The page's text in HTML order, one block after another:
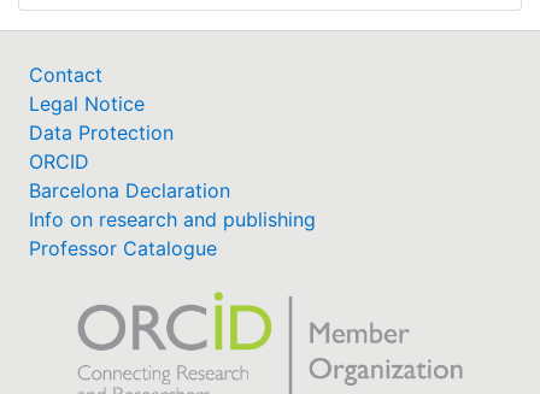
Contact
Legal Notice
Data Protection
ORCID
Barcelona Declaration
Info on research and publishing
Professor Catalogue